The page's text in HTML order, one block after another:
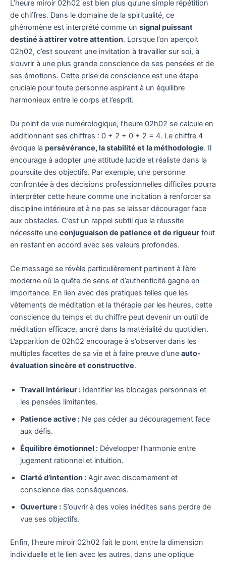
L’heure miroir 02h02 est bien plus qu’une simple répétition
de chiffres. Dans le domaine de la spiritualité, ce
phénomène est interprété comme un signal puissant
destiné à attirer votre attention. Lorsque l’on aperçoit
02h02, c’est souvent une invitation à travailler sur soi, à
s’ouvrir à une plus grande conscience de ses pensées et de
ses émotions. Cette prise de conscience est une étape
cruciale pour toute personne aspirant à un équilibre
harmonieux entre le corps et l’esprit.
Du point de vue numérologique, l’heure 02h02 se calcule en
additionnant ses chiffres : 0 + 2 + 0 + 2 = 4. Le chiffre 4
évoque la persévérance, la stabilité et la méthodologie. Il
encourage à adopter une attitude lucide et réaliste dans la
poursuite des objectifs. Par exemple, une personne
confrontée à des décisions professionnelles difficiles pourra
interpréter cette heure comme une incitation à renforcer sa
discipline intérieure et à ne pas se laisser décourager face
aux obstacles. C’est un rappel subtil que la réussite
nécessite une conjuguaison de patience et de rigueur tout
en restant en accord avec ses valeurs profondes.
Ce message se révèle particulièrement pertinent à l’ère
moderne où la quête de sens et d’authenticité gagne en
importance. En lien avec des pratiques telles que les
vêtements de méditation et la thérapie par les heures, cette
conscience du temps et du chiffre peut devenir un outil de
méditation efficace, ancré dans la matérialité du quotidien.
L’apparition de 02h02 encourage à s’observer dans les
multiples facettes de sa vie et à faire preuve d’une auto-
évaluation sincère et constructive.
Travail intérieur : Identifier les blocages personnels et
les pensées limitantes.
Patience active : Ne pas céder au découragement face
aux défis.
Équilibre émotionnel : Développer l’harmonie entre
jugement rationnel et intuition.
Clarté d’intention : Agir avec discernement et
conscience des conséquences.
Ouverture : S’ouvrir à des voies inédites sans perdre de
vue ses objectifs.
Enfin, l’heure miroir 02h02 fait le pont entre la dimension
individuelle et le lien avec les autres, dans une optique